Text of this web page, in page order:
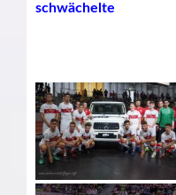
schwächelte